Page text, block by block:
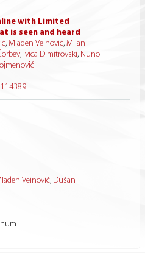
with Limited
is seen and heard
, Mladen Veinović, Milan
, Ivica Dimitrovski, Nuno
Veinović, Dušan